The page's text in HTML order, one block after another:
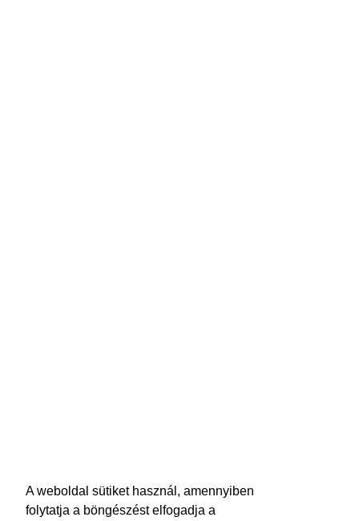
A weboldal sütiket használ, amennyiben
folytatja a böngészést elfogadja a